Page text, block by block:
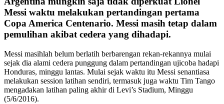
Messi waktu melakukan pertandingan pertama
Copa America Centenario. Messi masih tetap dalam
pemulihan akibat cedera yang dihadapi.
Messi masihlah belum berlatih berbarengan rekan-rekannya mulai
sejak dia alami cedera punggung dalam pertandingan ujicoba hadapi
Honduras, minggu lantas. Mulai sejak waktu itu Messi senantiasa
melakukan session latihan sendiri, termasuk juga waktu Tim Tango
mengadakan latihan paling akhir di Levi’s Stadium, Minggu
(5/6/2016).